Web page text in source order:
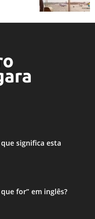
significa esta
for” em inglês?